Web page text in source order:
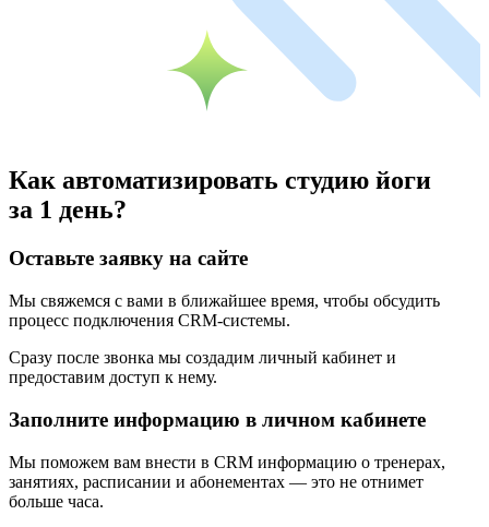
Как автоматизировать студию йоги
за 1 день?
Оставьте заявку на сайте
Мы свяжемся с вами в ближайшее время, чтобы обсудить
процесс подключения CRM-системы.
Сразу после звонка мы создадим личный кабинет и
предоставим доступ к нему.
Заполните информацию в личном кабинете
Мы поможем вам внести в CRM информацию о тренерах,
занятиях, расписании и абонементах — это не отнимет
больше часа.